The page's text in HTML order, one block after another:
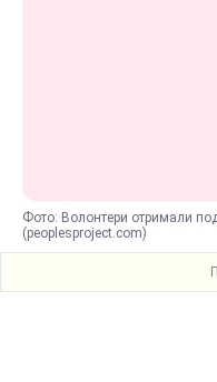
Фото: Волонтери отримали
(peoplesproject.com)